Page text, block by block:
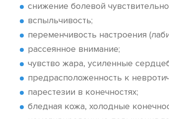
снижение болевой
вспыльчивость;
переменчивость настроения
рассеянное внимание;
чувство жара, усиленные
предрасположенность к
парестезии в конечностях;
бледная кожа, холодные